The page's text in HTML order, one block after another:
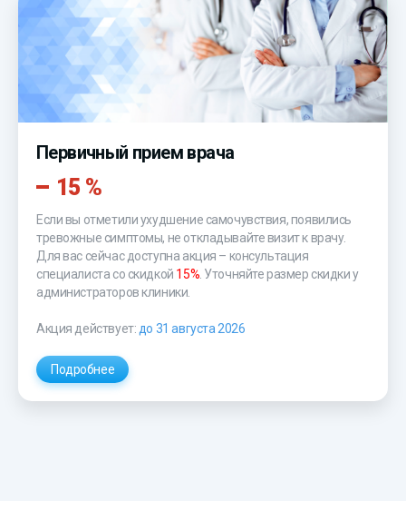
Первичный прием врача
15 %
Если вы отметили ухудшение самочувствия, появились
тревожные симптомы, не откладывайте визит к врачу.
Для вас сейчас доступна акция – консультация
специалиста со скидкой 15% . Уточняйте размер скидки у
администраторов клиники.
Акция действует: до 31 августа 2026
Подробнее